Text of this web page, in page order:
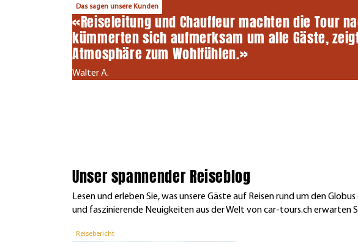
Das sagen unsere Kunden
«Reiseleitung und Chauffeur machten die Tour
kümmerten sich aufmerksam um alle Gäste,
Atmosphäre zum Wohlfühlen.»
Walter A.
Unser spannender Reiseblog
Lesen und erleben Sie, was unsere Gäste auf Reisen rund um den
und faszinierende Neuigkeiten aus der Welt von car-tours.ch erwarten
Reisebericht